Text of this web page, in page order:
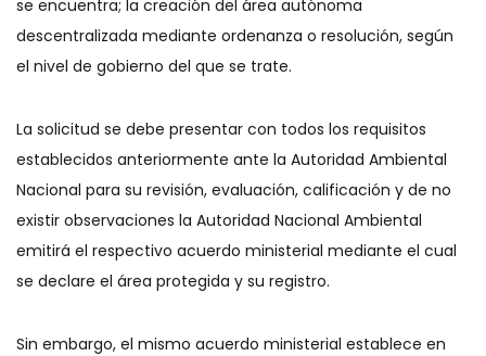
se encuentra; la creación del área autónoma
descentralizada mediante ordenanza o resolución, según
el nivel de gobierno del que se trate.
La solicitud se debe presentar con todos los requisitos
establecidos anteriormente ante la Autoridad Ambiental
Nacional para su revisión, evaluación, calificación y de no
existir observaciones la Autoridad Nacional Ambiental
emitirá el respectivo acuerdo ministerial mediante el cual
se declare el área protegida y su registro.
Sin embargo, el mismo acuerdo ministerial establece en